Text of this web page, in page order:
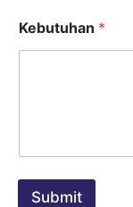
a
Kebutuhan *
Submit